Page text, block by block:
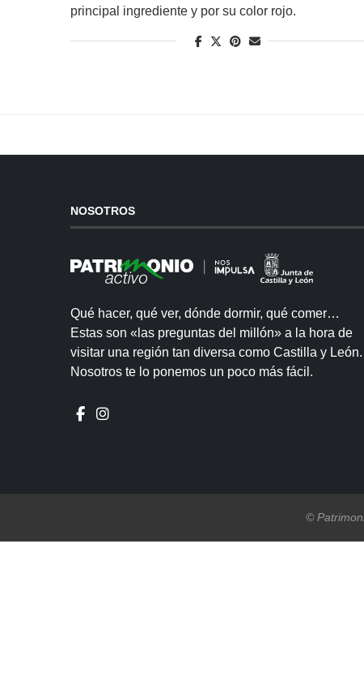
principal ingrediente y por su color rojo.
NOSOTROS
Qué hacer, qué ver, dónde dormir, qué comer…
Estas son «las preguntas del millón» a la hora de
visitar una región tan diversa como Castilla y León.
Nosotros te lo ponemos un poco más fácil.
©